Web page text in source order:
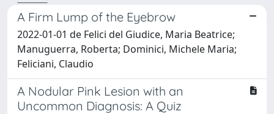
A Firm Lump of the Eyebrow
2022-01-01 de Felici del Giudice, Maria Beatrice;
Manuguerra, Roberta; Dominici, Michele Maria;
Feliciani, Claudio
A Nodular Pink Lesion with an
Uncommon Diagnosis: A Quiz